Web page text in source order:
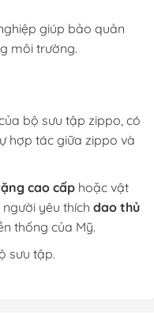
giúp bảo quản
môi trường.
bộ sưu tập zippo, có
hợp tác giữa zippo và
cao cấphoặc vật
yêu thích dao thủ
thống của Mỹ.
sưu tập.